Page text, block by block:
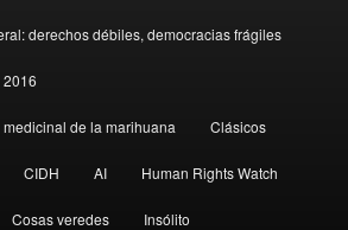
derechos débiles, democracias frágiles
2016
de la marihuana Clásicos
CIDH AI Human Rights Watch
Cosas veredes Insólito